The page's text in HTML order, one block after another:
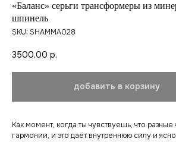
«Баланс» серьги трансформеры из
шпинель
SKU: SHAMMA028
3500,00 р.
добавить в корзину
Как момент, когда ты чувствуешь, что разные
гармонии, и это даёт внутреннюю силу и